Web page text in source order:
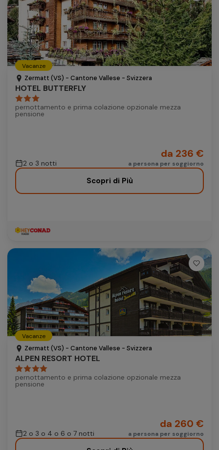
Vacanze
Zermatt (VS) - Cantone Vallese - Svizzera
HOTEL BUTTERFLY
pernottamento e prima colazione opzionale mezza
pensione
2 o 3 notti
da 236 €
a persona per soggiorno
Scopri di Più
Vacanze
Zermatt (VS) - Cantone Vallese - Svizzera
ALPEN RESORT HOTEL
pernottamento e prima colazione opzionale mezza
pensione
2 o 3 o 4 o 6 o 7 notti
da 260 €
a persona per soggiorno